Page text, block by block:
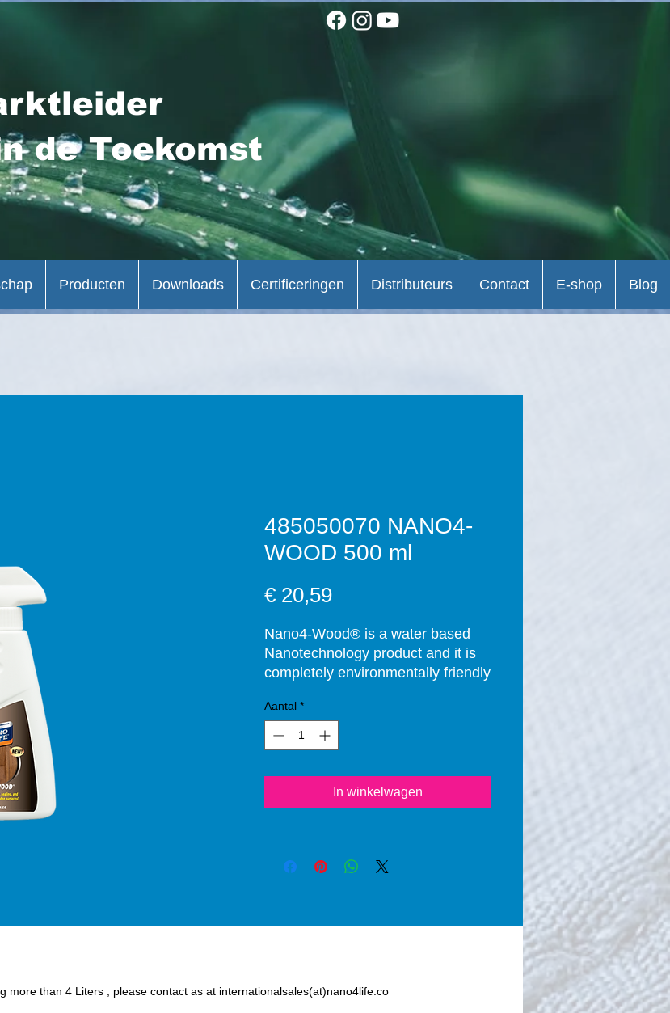
de Toekomst
485050070 NANO4-
WOOD 500 ml
€ 20,59Prijs
Nano4-Wood® is a water based
Nanotechnology product and it is
completely environmentally friendly
upon completion of the curing
process (24 hours), a thin layer of
SiO2 (silicon Dioxide) seals the
create an invisible protection
against any dirt particles and from
the durability of the wooden
Wood® creates an invisible layer
to chemical stress. Nano4- Wood®
does not contain silicone or other
Aantal *
In winkelwagen
more than 4 Liters , please contact as at internationalsales(at)nano4life.co
Producten Downloads Certificeringen Distributeurs Contact E-shop Blog